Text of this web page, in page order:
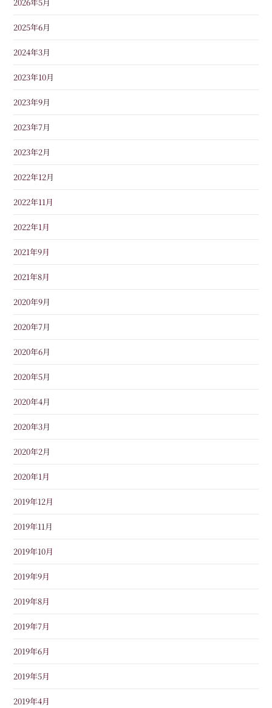
2025年6月
2024年3月
2023年10月
2023年9月
2023年7月
2023年2月
2022年12月
2022年11月
2022年1月
2021年9月
2021年8月
2020年9月
2020年7月
2020年6月
2020年5月
2020年4月
2020年3月
2020年2月
2020年1月
2019年12月
2019年11月
2019年10月
2019年9月
2019年8月
2019年7月
2019年6月
2019年5月
2019年4月